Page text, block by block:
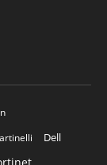
Dell